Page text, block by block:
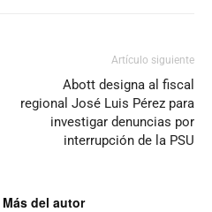
Artículo siguiente
Abott designa al fiscal
regional José Luis Pérez para
investigar denuncias por
interrupción de la PSU
Más del autor